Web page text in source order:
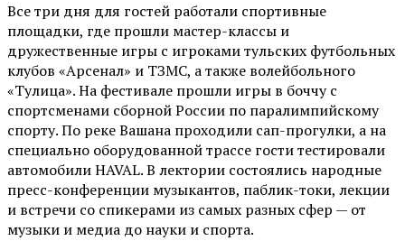
Все три дня для гостей работали спортивные
площадки, где прошли мастер-классы и
дружественные игры с игроками тульских футбольных
клубов «Арсенал» и ТЗМС, а также волейбольного
«Тулица». На фестивале прошли игры в боччу с
спортсменами сборной России по паралимпийскому
спорту. По реке Вашана проходили сап-прогулки, а на
специально оборудованной трассе гости тестировали
автомобили HAVAL. В лектории состоялись народные
пресс-конференции музыкантов, паблик-токи, лекции
и встречи со спикерами из самых разных сфер — от
музыки и медиа до науки и спорта.